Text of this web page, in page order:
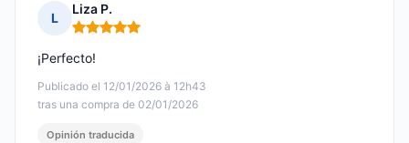
L
Liza P.
Nota: 5 de 5
Publicado el 12/01/2026 à 12h43
tras una compra de 02/01/2026
¡Perfecto!
Opinión traducida